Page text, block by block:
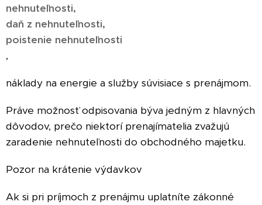
nehnuteľnosti,
daň z nehnuteľnosti,
poistenie nehnuteľnosti
,
náklady na energie a služby súvisiace s prenájmom.
Práve možnosť odpisovania býva jedným z hlavných
dôvodov, prečo niektorí prenajímatelia zvažujú
zaradenie nehnuteľnosti do obchodného majetku.
Pozor na krátenie výdavkov
Ak si pri príjmoch z prenájmu uplatníte zákonné